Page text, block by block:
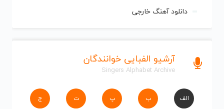
دانلود آهنگ خارجی
آرشیو الفبایی خوانندگان
Singers Alphabet Archive
الف ب پ ت ج